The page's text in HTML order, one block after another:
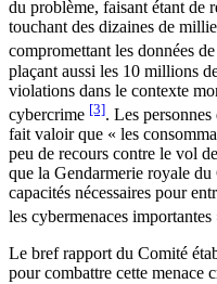
du problème, faisant étant de
touchant des dizaines de
compromettant les données
plaçant aussi les 10 millions
violations dans le contexte
cybercrime [3]. Les
fait valoir que « les
peu de recours contre le vol
que la Gendarmerie royale du
capacités nécessaires pour
les cybermenaces importantes
Le bref rapport du Comité
pour combattre cette menace